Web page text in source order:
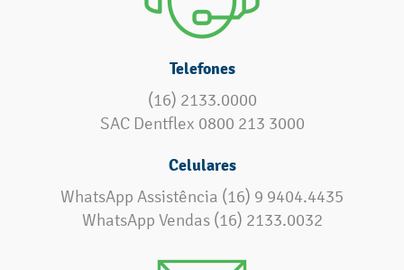
Telefones
(16) 2133.0000
SAC Dentflex 0800 213 3000
Celulares
WhatsApp Assistência (16) 9 9404.4435
WhatsApp Vendas (16) 2133.0032